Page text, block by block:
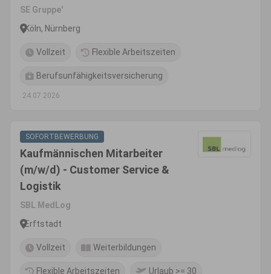
Versicherungsfachmann, o.Ä.)
(m/w/d)
SE Gruppe'
Köln, Nürnberg
Vollzeit Flexible Arbeitszeiten
Berufsunfähigkeitsversicherung
24.07.2026
SOFORTBEWERBUNG
Kaufmännischen Mitarbeiter
(m/w/d) - Customer Service &
Logistik
SBL MedLog
Erftstadt
Vollzeit Weiterbildungen
Flexible Arbeitszeiten Urlaub >= 30